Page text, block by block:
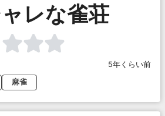
レな雀荘
5年くらい前
麻雀